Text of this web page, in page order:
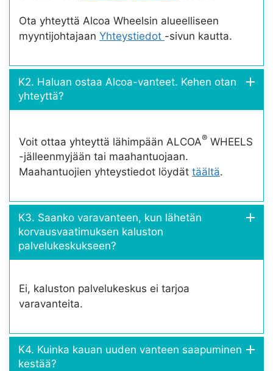
Ota yhteyttä Alcoa Wheelsin alueelliseen
myyntijohtajaan Yhteystiedot -sivun kautta.
K2. Haluan ostaa Alcoa-vanteet. Kehen otan
yhteyttä?
Voit ottaa yhteyttä lähimpään ALCOA® WHEELS
-jälleenmyjään tai maahantuojaan.
Maahantuojien yhteystiedot löydät täältä.
K3. Saanko varavanteen, kun lähetän
korvausvaatimuksen kaluston
palvelukeskukseen?
Ei, kaluston palvelukeskus ei tarjoa
varavanteita.
K4. Kuinka kauan uuden vanteen saapuminen
kestää?